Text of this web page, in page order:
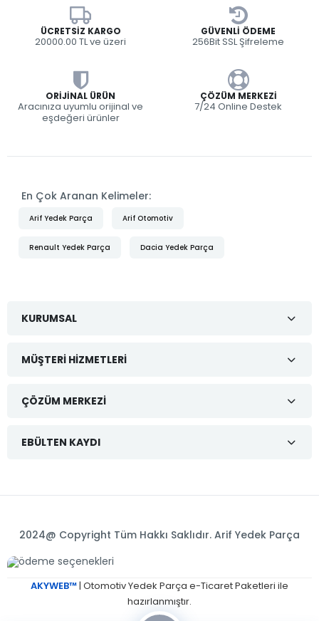
ÜCRETSIZ KARGO
20000.00 TL ve üzeri
GÜVENLI ÖDEME
256Bit SSL Şifreleme
ORIJINAL ÜRÜN
Aracınıza uyumlu orijinal ve
eşdeğeri ürünler
ÇÖZÜM MERKEZI
7/24 Online Destek
En Çok Aranan Kelimeler:
Arif Yedek Parça Arif Otomotiv
Renault Yedek Parça Dacia Yedek Parça
KURUMSAL
MÜŞTERI HIZMETLERI
ÇÖZÜM MERKEZI
EBÜLTEN KAYDI
2024@ Copyright Tüm Hakkı Saklıdır. Arif Yedek Parça
AKYWEB™| Otomotiv Yedek Parça e-Ticaret Paketleri ile
hazırlanmıştır.